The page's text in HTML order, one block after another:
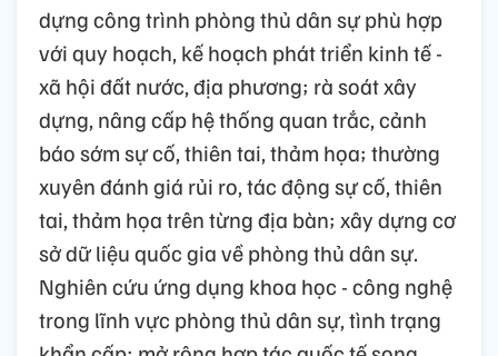
dựng công trình phòng thủ dân sự phù hợp
với quy hoạch, kế hoạch phát triển kinh tế -
xã hội đất nước, địa phương; rà soát xây
dựng, nâng cấp hệ thống quan trắc, cảnh
báo sớm sự cố, thiên tai, thảm họa; thường
xuyên đánh giá rủi ro, tác động sự cố, thiên
tai, thảm họa trên từng địa bàn; xây dựng cơ
sở dữ liệu quốc gia về phòng thủ dân sự.
Nghiên cứu ứng dụng khoa học - công nghệ
trong lĩnh vực phòng thủ dân sự, tình trạng